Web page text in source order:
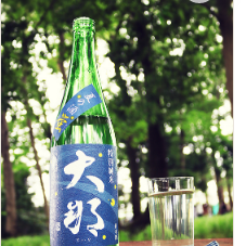
と上品なスパイスが寄り添いま
す。ライムピールは蒸留器内バス
ケットで“生の香り”だけを抽出。
雑味のないクリアな風味とキレの
良いフィニッシュが魅力です。
18世紀リースのガラス工芸に着想
を得たボトル、プラスチック不使
用のサステナブルなデザインもポ
イント。